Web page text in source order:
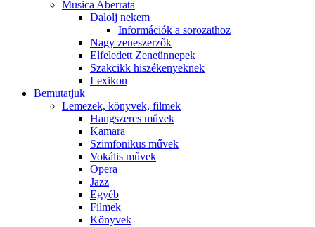
Musica Aberrata
Dalolj nekem
Információk a sorozathoz
Nagy zeneszerzők
Elfeledett Zeneünnepek
Szakcikk hiszékenyeknek
Lexikon
Bemutatjuk
Lemezek, könyvek, filmek
Hangszeres művek
Kamara
Szimfonikus művek
Vokális művek
Opera
Jazz
Egyéb
Filmek
Könyvek